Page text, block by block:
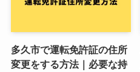
多久市で運転免許証の住所
変更をする方法｜必要な持